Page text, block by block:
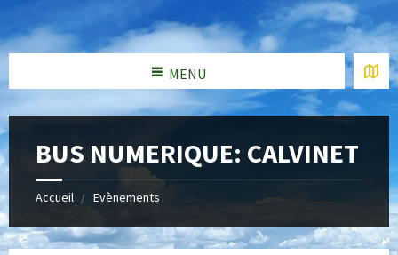
MENU
BUS NUMERIQUE: CALVINET
Accueil Evènements